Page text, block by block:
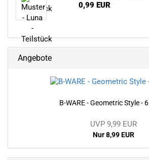
0,99 EUR
Angebote
B-WARE - Geometric Style -
UVP 9,99 EUR
Nur 8,99 EUR